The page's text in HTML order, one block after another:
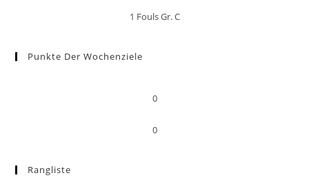
1 Fouls Gr. C
Punkte Der Wochenziele
0
0
Rangliste